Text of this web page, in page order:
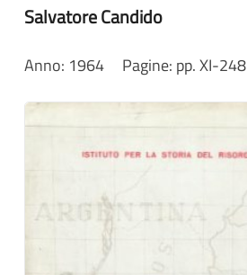
Salvatore Candido
Anno: 1964 Pagine: pp. XI-248